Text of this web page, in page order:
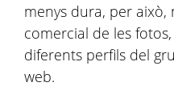
menys dura, per això,
comercial de les
diferents perfils del
web.